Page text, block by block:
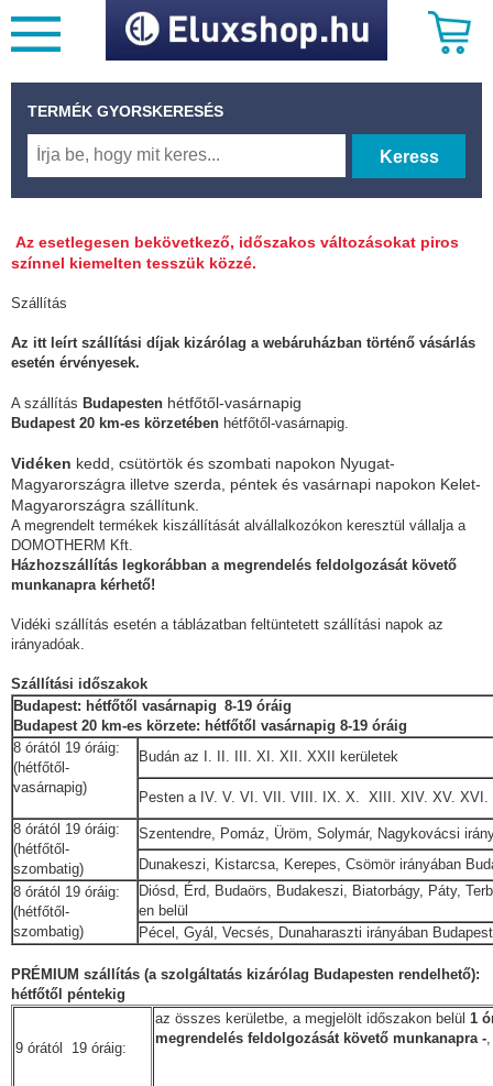
TERMÉK GYORSKERESÉS
Keress
Az esetlegesen bekövetkező, időszakos változásokat piros
színnel kiemelten tesszük közzé.
Szállítás
Az itt leírt szállítási díjak kizárólag a webáruházban történő vásárlás
esetén érvényesek.
A szállítás Budapesten hétfőtől-vasárnapig
Budapest 20 km-es körzetében hétfőtől-vasárnapig.
Vidéken kedd, csütörtök és szombati napokon Nyugat-
Magyarországra illetve szerda, péntek és vasárnapi napokon Kelet-
Magyarországra szállítunk.
A megrendelt termékek kiszállítását alvállalkozókon keresztül vállalja a
DOMOTHERM Kft.
Házhozszállítás legkorábban a megrendelés feldolgozását követő
munkanapra kérhető!
Vidéki szállítás esetén a táblázatban feltüntetett szállítási napok az
irányadóak.
Szállítási időszakok
Budapest: hétfőtől vasárnapig 8-19 óráig
Budapest 20 km-es körzete: hétfőtől vasárnapig 8-19 óráig
8 órától 19 óráig:
(hétfőtől-
vasárnapig)
Budán az I. II. III. XI. XII. XXII kerületek
Pesten a IV. V. VI. VII. VIII. IX. X. XIII. XIV. XV.
8 órától 19 óráig:
(hétfőtől-
szombatig)
Szentendre, Pomáz, Üröm, Solymár, Nagykovácsi
Dunakeszi, Kistarcsa, Kerepes, Csömör irányában
8 órától 19 óráig:
(hétfőtől-
szombatig)
Diósd, Érd, Budaörs, Budakeszi, Biatorbágy, Páty,
en belül
Pécel, Gyál, Vecsés, Dunaharaszti irányában
PRÉMIUM szállítás (a szolgáltatás kizárólag Budapesten rendelhető):
hétfőtől péntekig
9 órától 19 óráig:
az összes kerületbe, a megjelölt időszakon belül 1
megrendelés feldolgozását követő munkanapra -